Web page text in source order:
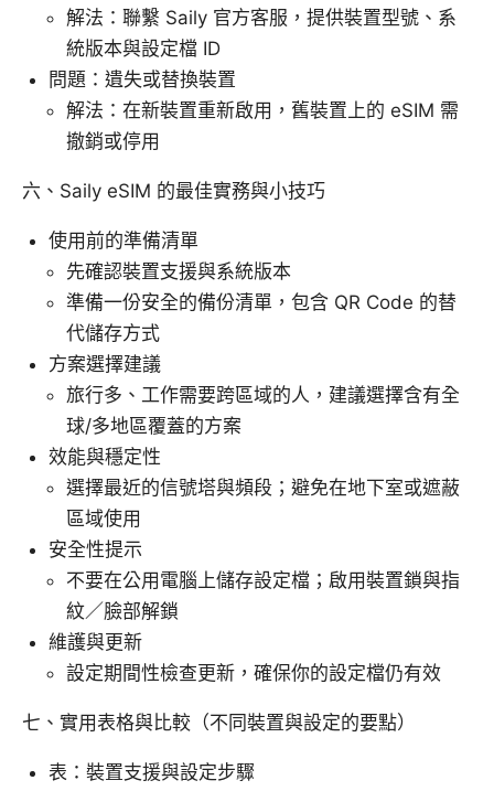
解法：聯繫 Saily 官方客服，提供裝置型號、系
統版本與設定檔 ID
問題：遺失或替換裝置
解法：在新裝置重新啟用，舊裝置上的 eSIM 需
撤銷或停用
六、Saily eSIM 的最佳實務與小技巧
使用前的準備清單
先確認裝置支援與系統版本
準備一份安全的備份清單，包含 QR Code 的替
代儲存方式
方案選擇建議
旅行多、工作需要跨區域的人，建議選擇含有全
球/多地區覆蓋的方案
效能與穩定性
選擇最近的信號塔與頻段；避免在地下室或遮蔽
區域使用
安全性提示
不要在公用電腦上儲存設定檔；啟用裝置鎖與指
紋／臉部解鎖
維護與更新
設定期間性檢查更新，確保你的設定檔仍有效
七、實用表格與比較（不同裝置與設定的要點）
表：裝置支援與設定步驟